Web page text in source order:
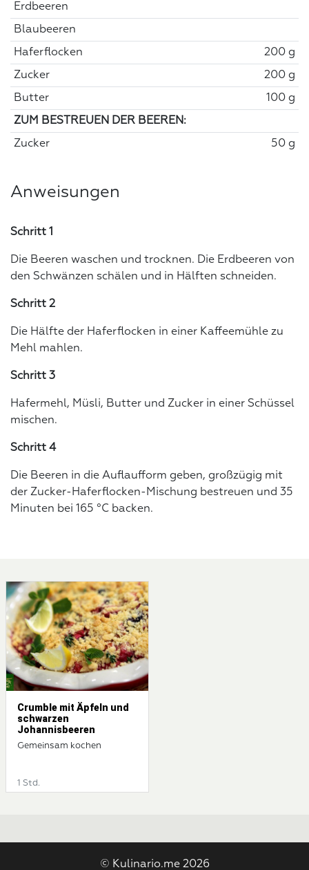
Erdbeeren
Blaubeeren
Haferflocken 200 g
Zucker 200 g
Butter 100 g
ZUM BESTREUEN DER BEEREN:
Zucker 50 g
Anweisungen
Schritt 1
Die Beeren waschen und trocknen. Die Erdbeeren von
den Schwänzen schälen und in Hälften schneiden.
Schritt 2
Die Hälfte der Haferflocken in einer Kaffeemühle zu
Mehl mahlen.
Schritt 3
Hafermehl, Müsli, Butter und Zucker in einer Schüssel
mischen.
Schritt 4
Die Beeren in die Auflaufform geben, großzügig mit
der Zucker-Haferflocken-Mischung bestreuen und 35
Minuten bei 165 °C backen.
Crumble mit Äpfeln und
schwarzen
Johannisbeeren
Gemeinsam kochen
1 Std.
© Kulinario.me 2026